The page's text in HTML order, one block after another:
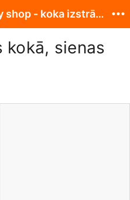
kokā, sienas
Jānis Brencis - Woody shop - koka izstrādājumi